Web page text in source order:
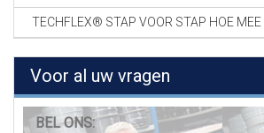
TECHFLEX® STAP VOOR STAP HOE MEE
Voor al uw vragen
BEL ONS: